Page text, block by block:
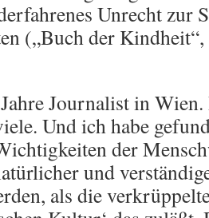
Unrecht zur
(„Buch der
Journalist in
Und ich habe
der
und
als die